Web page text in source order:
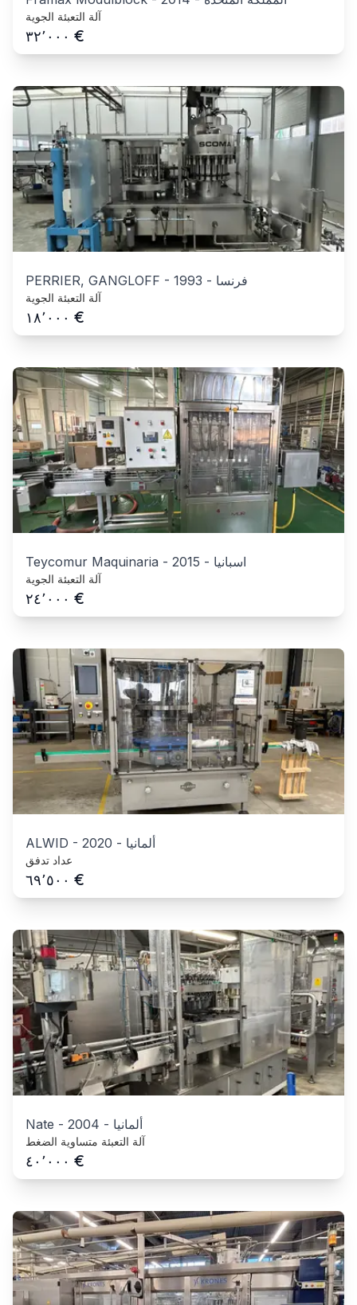
آلة التعبئة الجوية
٣٢٬٠٠٠ €
PERRIER, GANGLOFF - 1993 - فرنسا
آلة التعبئة الجوية
١٨٬٠٠٠ €
Teycomur Maquinaria - 2015 - اسبانيا
آلة التعبئة الجوية
٢٤٬٠٠٠ €
ALWID - 2020 - ألمانيا
عداد تدفق
٦٩٬٥٠٠ €
Nate - 2004 - ألمانيا
آلة التعبئة متساوية الضغط
٤٠٬٠٠٠ €